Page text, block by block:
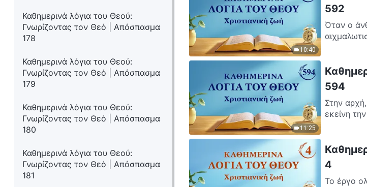
Καθημερινά λόγια του Θεού:
Γνωρίζοντας τον Θεό | Απόσπασμα
178
Καθημερινά λόγια του Θεού:
Γνωρίζοντας τον Θεό | Απόσπασμα
179
Καθημερινά λόγια του Θεού:
Γνωρίζοντας τον Θεό | Απόσπασμα
180
Καθημερινά λόγια του Θεού:
Γνωρίζοντας τον Θεό | Απόσπασμα
181
10:40
592
Όταν ο
11:25
594
Στην
εκείνη
4
Το έργο